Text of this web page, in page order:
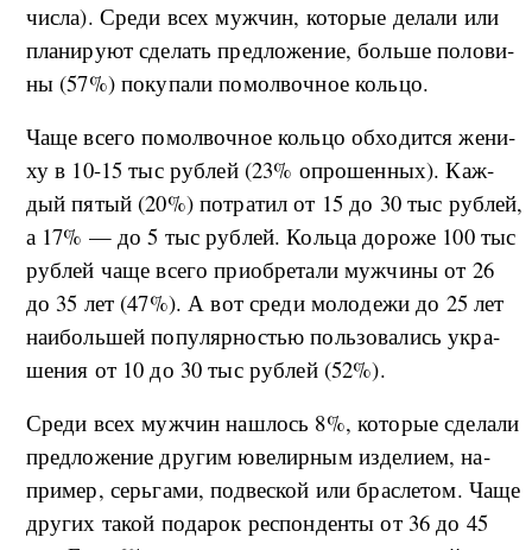
числа). Сре­ди всех му­ж­чин, ко­то­рые де­ла­ли или
пла­ни­ру­ют сде­лать пред­ло­же­ние, боль­ше по­ло­ви­
ны (57%) по­ку­па­ли по­мол­воч­ное коль­цо.
Ча­ще все­го по­мол­воч­ное коль­цо об­хо­ди­т­ся же­ни­
ху в 10-15 тыс руб­лей (23% опро­шен­ных). Ка­ж­
дый пя­тый (20%) по­тра­тил от 15 до 30 тыс руб­лей,
а 17% — до 5 тыс руб­лей. Коль­ца до­ро­же 100 тыс
руб­лей ча­ще все­го при­об­ре­та­ли му­ж­чи­ны от 26
до 35 лет (47%). А вот сре­ди мо­ло­де­жи до 25 лет
на­и­боль­шей по­пу­ляр­но­стью поль­зо­ва­лись укра­
ше­ния от 10 до 30 тыс руб­лей (52%).
Сре­ди всех му­ж­чин на­ш­лось 8%, ко­то­рые сде­ла­ли
пред­ло­же­ние дру­гим юве­ли­р­ным из­де­ли­ем, на­
при­мер, серь­га­ми, под­вес­кой или брас­ле­том. Ча­ще
дру­гих та­кой по­да­рок ре­с­пон­ден­ты от 36 до 45